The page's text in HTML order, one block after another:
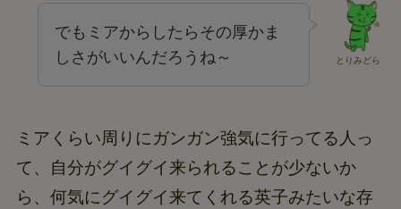
とりみどら
でもミアからしたらその厚かま
しさがいいんだろうね～
ミアくらい周りにガンガン強気に行ってる人っ
て、自分がグイグイ来られることが少ないか
ら、何気にグイグイ来てくれる英子みたいな存